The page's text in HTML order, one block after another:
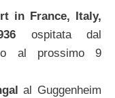
in France, Italy,
ospitata dal
al prossimo 9
al Guggenheim